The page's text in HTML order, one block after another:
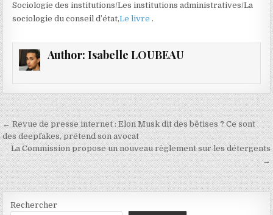
Sociologie des institutions/Les institutions administratives/La
sociologie du conseil d’état,Le livre.
Author: Isabelle LOUBEAU
Navigation
de
l’article
← Revue de presse internet : Elon Musk dit des bêtises ? Ce sont
des deepfakes, prétend son avocat
La Commission propose un nouveau règlement sur les détergents
→
Rechercher